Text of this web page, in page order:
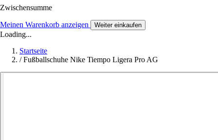
Zwischensumme
Meinen Warenkorb anzeigen Weiter einkaufen
Loading...
Startseite
/ Fußballschuhe Nike Tiempo Ligera Pro AG